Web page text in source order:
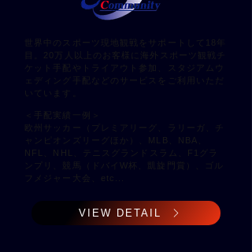
世界中のスポーツ現地観戦をサポートして18年
20万人以上のお客様に海外スポーツ観戦チ
ケット手配やトライアウト参加、スタジアムウ
ェディング手配などのサービスをご利用いただ
欧州サッカー（プレミアリーグ、ラリーガ、チ
ャンピオンズリーグほか）、MLB、NBA、
NFL、NHL、テニスグランドスラム、F1グラ
ンプリ、競馬（ドバイW杯、凱旋門賞）、ゴル
フメジャー大会、etc...
VIEW DETAIL